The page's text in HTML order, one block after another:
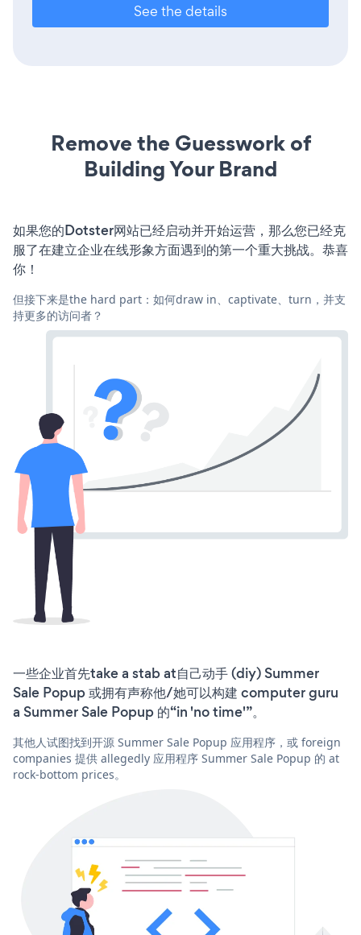
See the details
Remove the Guesswork of
Building Your Brand
如果您的Dotster网站已经启动并开始运营，那么您已经克
服了在建立企业在线形象方面遇到的第一个重大挑战。恭喜
你！
但接下来是the hard part：如何draw in、captivate、turn，并支
持更多的访问者？
一些企业首先take a stab at自己动手 (diy) Summer
Sale Popup 或拥有声称他/她可以构建 computer guru
a Summer Sale Popup 的“in 'no time'”。
其他人试图找到开源 Summer Sale Popup 应用程序，或 foreign
companies 提供 allegedly 应用程序 Summer Sale Popup 的 at
rock-bottom prices。